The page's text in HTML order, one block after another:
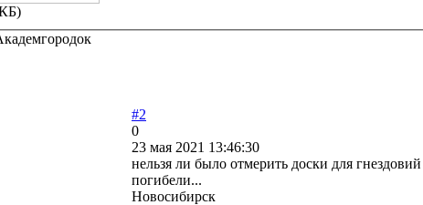
#2
0
23 мая 2021 13:46:30
нельзя ли было отмерить доски для
погибели...
Новосибирск